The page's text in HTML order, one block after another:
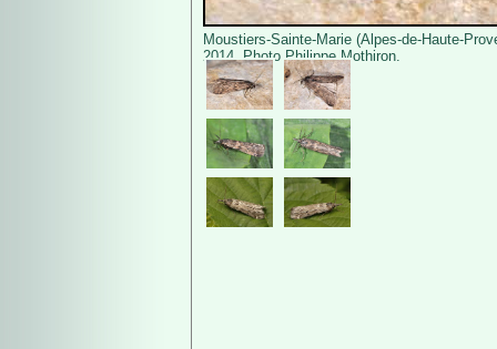
Moustiers-Sainte-Marie (Alpes-de-Haute-
2014. Photo Philippe Mothiron.